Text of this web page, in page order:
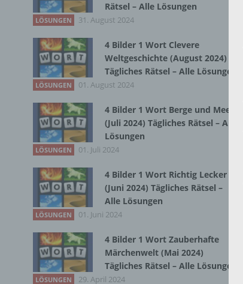
Rätsel – Alle Lösungen
LÖSUNGEN 31. August 2024
4 Bilder 1 Wort Clevere
Weltgeschichte (August 2024)
Tägliches Rätsel – Alle Lösungen
LÖSUNGEN 01. August 2024
4 Bilder 1 Wort Berge und Meer
(Juli 2024) Tägliches Rätsel – Alle
Lösungen
LÖSUNGEN 01. Juli 2024
4 Bilder 1 Wort Richtig Lecker
(Juni 2024) Tägliches Rätsel –
Alle Lösungen
LÖSUNGEN 01. Juni 2024
4 Bilder 1 Wort Zauberhafte
Märchenwelt (Mai 2024)
Tägliches Rätsel – Alle Lösungen
LÖSUNGEN 29. April 2024